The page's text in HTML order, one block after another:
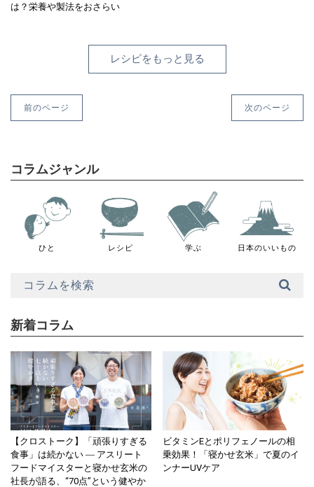
は？栄養や製法をおさらい
レシピをもっと見る
前のページ 次のページ
コラムジャンル
ひと レシピ 学ぶ 日本のいいもの
新着コラム
【クロストーク】「頑張りすぎる
食事」は続かない ― アスリート
フードマイスターと寝かせ玄米の
社長が語る、“70点”という健やか
ビタミンEとポリフェノールの相
乗効果！「寝かせ玄米」で夏のイ
ンナーUVケア